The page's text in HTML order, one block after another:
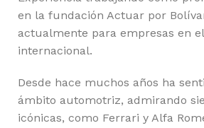
en la fundación Actuar por
actualmente para empresas en
internacional.
Desde hace muchos años ha
ámbito automotriz, admirando
icónicas, como Ferrari y Alfa